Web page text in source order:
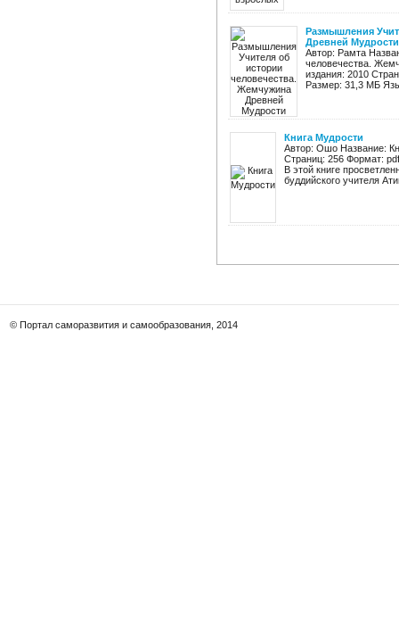
Размышления
Древней Мудрости
Автор: Рамта
человечества.
издания: 2010
Размер: 31,3 МБ
Книга Мудрости
Автор: Ошо Название:
Страниц: 256 Формат:
В этой книге
буддийского учителя
© Портал саморазвития и самообразования, 2014